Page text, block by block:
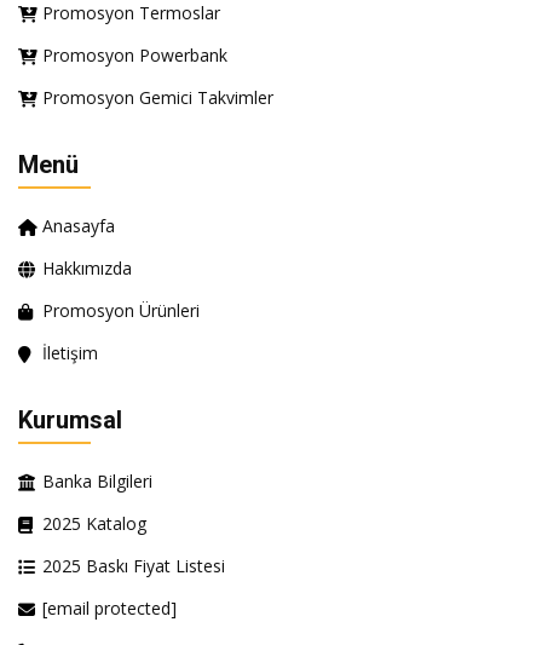
Promosyon Termoslar
Promosyon Powerbank
Promosyon Gemici Takvimler
Menü
Anasayfa
Hakkımızda
Promosyon Ürünleri
İletişim
Kurumsal
Banka Bilgileri
2025 Katalog
2025 Baskı Fiyat Listesi
[email protected]